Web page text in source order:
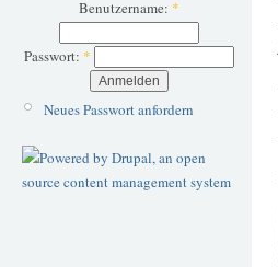
Benutzername: *
Passwort: *
Neues Passwort anfordern